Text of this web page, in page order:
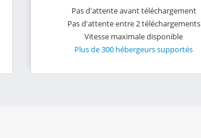
Pas d'attente avant téléchargement
Pas d'attente entre 2 téléchargements
Vitesse maximale disponible
Plus de 300 hébergeurs supportés